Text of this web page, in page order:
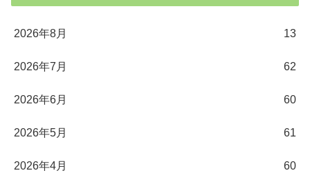
2026年8月 13
2026年7月 62
2026年6月 60
2026年5月 61
2026年4月 60